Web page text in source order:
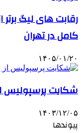
رقابت های لیگ
کامل در تهران
۱۴۰۵/۰۱/۲۰
شکایت پرسپولیس
۱۴۰۳/۱۲/۰۵
پیوندها